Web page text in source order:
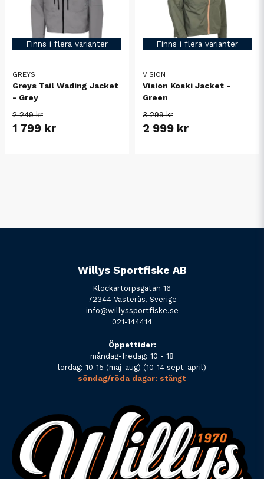
Finns i flera varianter
GREYS
Greys Tail Wading Jacket
- Grey
2 249 kr
1 799 kr
Finns i flera varianter
VISION
Vision Koski Jacket -
Green
3 299 kr
2 999 kr
Willys Sportfiske AB
Klockartorpsgatan 16
72344 Västerås, Sverige
info@willyssportfiske.se
021-144414
Öppettider:
måndag-fredag: 10 - 18
lördag: 10-15 (maj-aug) (10-14 sept-april)
söndag/röda dagar: stängt